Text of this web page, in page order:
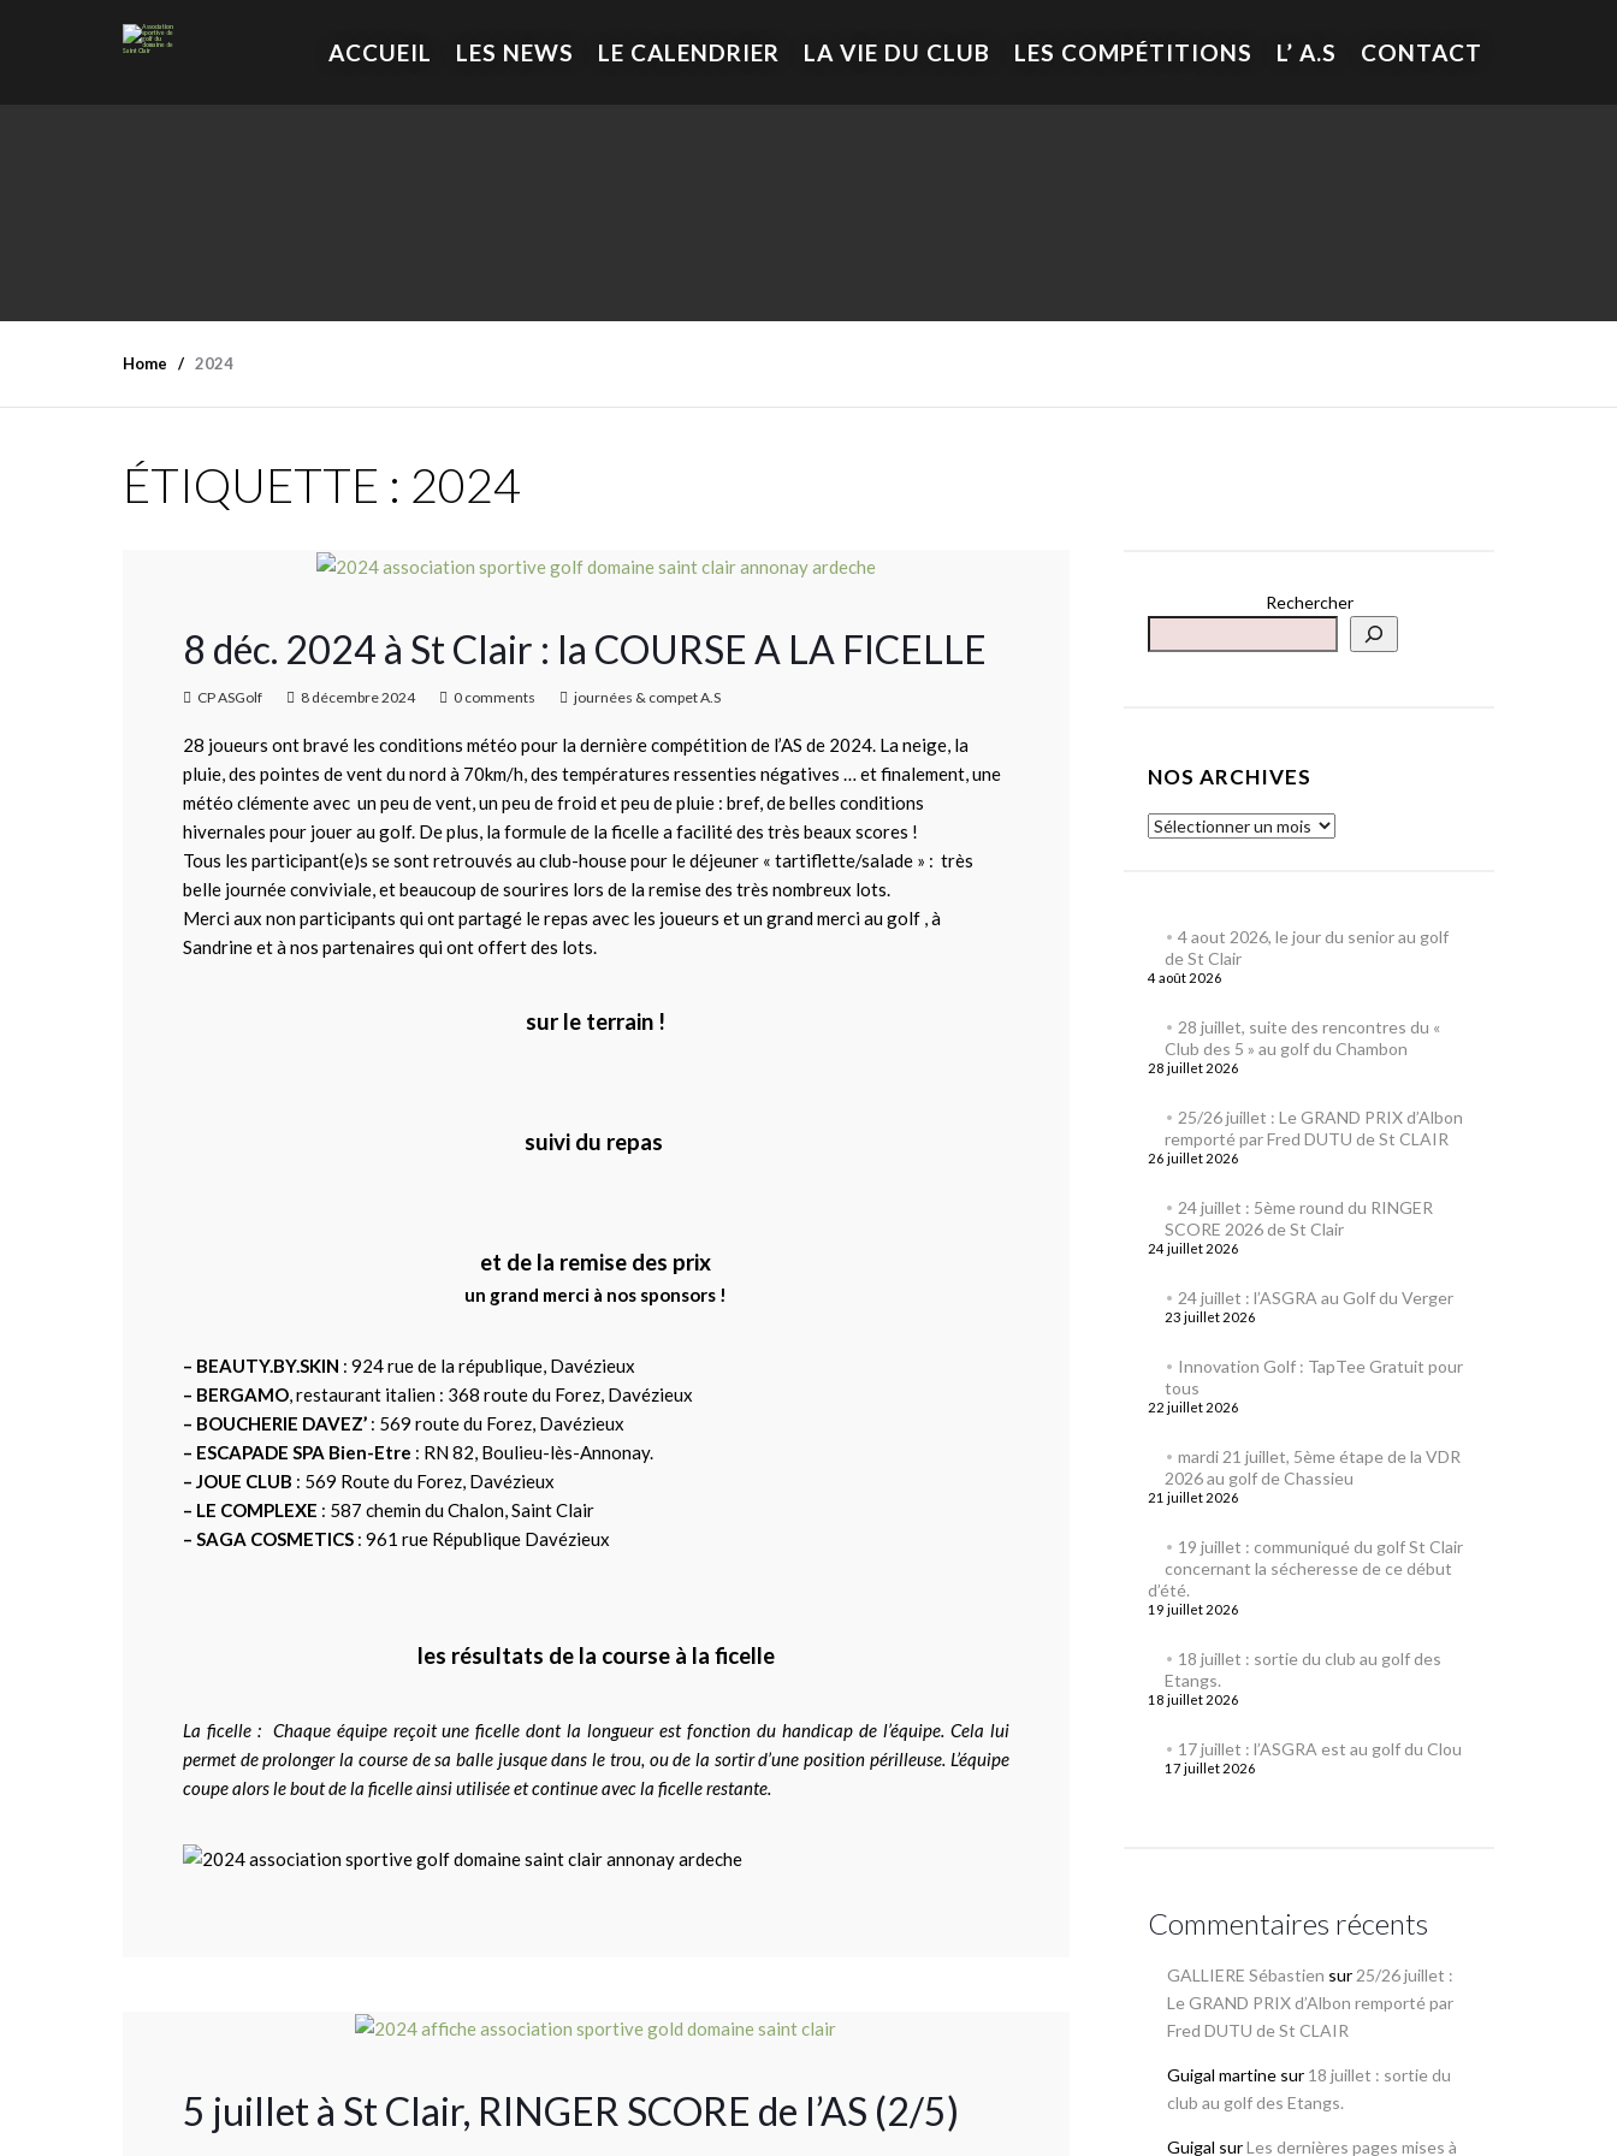
ACCUEIL LES NEWS LE CALENDRIER LA VIE DU CLUB LES COMPÉTITIONS L’ A.S CONTACT
Home 2024
ÉTIQUETTE : 2024
8 déc. 2024 à St Clair : la COURSE A LA FICELLE
CP ASGolf 8 décembre 2024 0 comments journées & compet A.S
28 joueurs ont bravé les conditions météo pour la dernière compétition de l’AS de 2024. La neige, la
pluie, des pointes de vent du nord à 70km/h, des températures ressenties négatives … et finalement, une
météo clémente avec un peu de vent, un peu de froid et peu de pluie : bref, de belles conditions
hivernales pour jouer au golf. De plus, la formule de la ficelle a facilité des très beaux scores !
Tous les participant(e)s se sont retrouvés au club-house pour le déjeuner « tartiflette/salade » : très
belle journée conviviale, et beaucoup de sourires lors de la remise des très nombreux lots.
Merci aux non participants qui ont partagé le repas avec les joueurs et un grand merci au golf , à
Sandrine et à nos partenaires qui ont offert des lots.
sur le terrain !
suivi du repas
et de la remise des prix
un grand merci à nos sponsors !
– BEAUTY.BY.SKIN : 924 rue de la république, Davézieux
– BERGAMO, restaurant italien : 368 route du Forez, Davézieux
– BOUCHERIE DAVEZ’ : 569 route du Forez, Davézieux
– ESCAPADE SPA Bien-Etre : RN 82, Boulieu-lès-Annonay.
– JOUE CLUB : 569 Route du Forez, Davézieux
– LE COMPLEXE : 587 chemin du Chalon, Saint Clair
– SAGA COSMETICS : 961 rue République Davézieux
les résultats de la course à la ficelle
La ficelle : Chaque équipe reçoit une ficelle dont la longueur est fonction du handicap de l’équipe. Cela lui
permet de prolonger la course de sa balle jusque dans le trou, ou de la sortir d’une position périlleuse. L’équipe
coupe alors le bout de la ficelle ainsi utilisée et continue avec la ficelle restante.
5 juillet à St Clair, RINGER SCORE de l’AS (2/5)
Rechercher
NOS ARCHIVES
4 aout 2026, le jour du senior au golf
de St Clair
4 août 2026
28 juillet, suite des rencontres du «
Club des 5 » au golf du Chambon
28 juillet 2026
25/26 juillet : Le GRAND PRIX d’Albon
remporté par Fred DUTU de St CLAIR
26 juillet 2026
24 juillet : 5ème round du RINGER
SCORE 2026 de St Clair
24 juillet 2026
24 juillet : l’ASGRA au Golf du Verger
23 juillet 2026
Innovation Golf : TapTee Gratuit pour
tous
22 juillet 2026
mardi 21 juillet, 5ème étape de la VDR
2026 au golf de Chassieu
21 juillet 2026
19 juillet : communiqué du golf St Clair
concernant la sécheresse de ce début
d’été.
19 juillet 2026
18 juillet : sortie du club au golf des
Etangs.
18 juillet 2026
17 juillet : l’ASGRA est au golf du Clou
17 juillet 2026
Commentaires récents
GALLIERE Sébastien sur 25/26 juillet :
Le GRAND PRIX d’Albon remporté par
Fred DUTU de St CLAIR
Guigal martine sur 18 juillet : sortie du
club au golf des Etangs.
Guigal surLes dernières pages mises à